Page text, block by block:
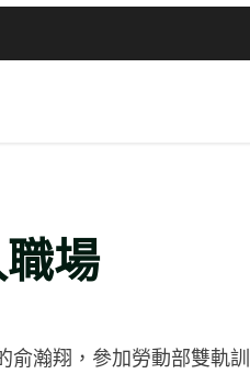
場
俞瀚翔，參加勞動部雙軌訓